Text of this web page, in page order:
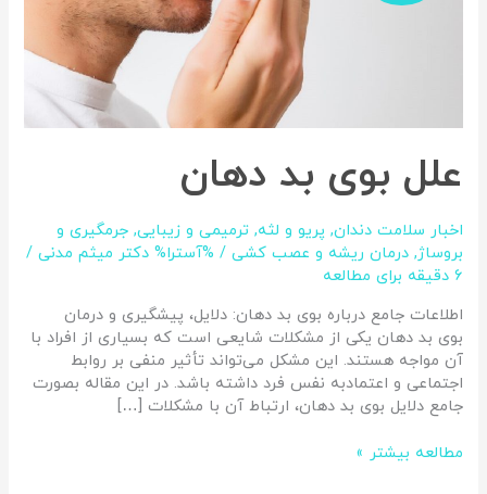
علل بوی بد دهان
اخبار سلامت دندان,پریو و لثه,ترمیمی و زیبایی,جرمگیری و
بروساژ,درمان ریشه و عصب کشی / %آسترا% دکتر میثم مدنی/
6 دقیقه برای مطالعه
اطلاعات جامع درباره بوی بد دهان: دلایل، پیشگیری و درمان
بوی بد دهان یکی از مشکلات شایعی است که بسیاری از افراد با
آن مواجه هستند. این مشکل می‌تواند تأثیر منفی بر روابط
اجتماعی و اعتمادبه‌ نفس فرد داشته باشد. در این مقاله بصورت
جامع دلایل بوی بد دهان، ارتباط آن با مشکلات […]
مطالعه بیشتر »